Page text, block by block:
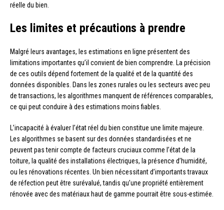
réelle du bien.
Les limites et précautions à prendre
Malgré leurs avantages, les estimations en ligne présentent des
limitations importantes qu’il convient de bien comprendre. La précision
de ces outils dépend fortement de la qualité et de la quantité des
données disponibles. Dans les zones rurales ou les secteurs avec peu
de transactions, les algorithmes manquent de références comparables,
ce qui peut conduire à des estimations moins fiables.
L’incapacité à évaluer l’état réel du bien constitue une limite majeure.
Les algorithmes se basent sur des données standardisées et ne
peuvent pas tenir compte de facteurs cruciaux comme l’état de la
toiture, la qualité des installations électriques, la présence d’humidité,
ou les rénovations récentes. Un bien nécessitant d’importants travaux
de réfection peut être surévalué, tandis qu’une propriété entièrement
rénovée avec des matériaux haut de gamme pourrait être sous-estimée.